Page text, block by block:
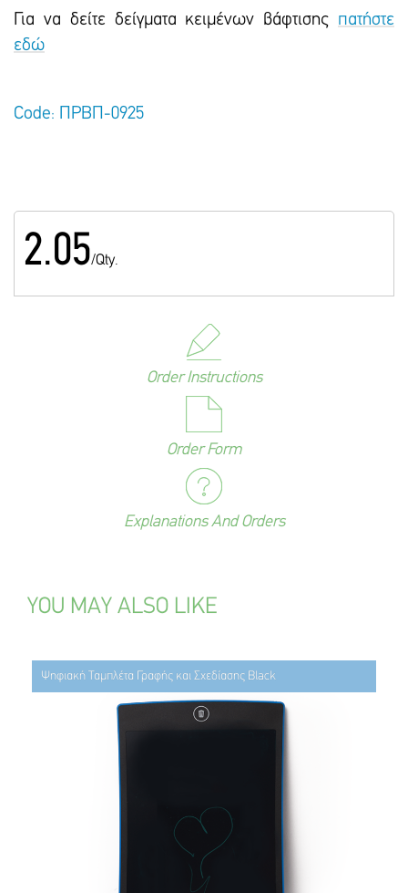
Για να δείτε δείγματα κειμένων βάφτισης πατήστε
εδώ
Code: ΠΡΒΠ-0925
2.05/Qty.
Order Instructions
Order Form
Explanations And Orders
YOU MAY ALSO LIKE
Ψηφιακή Ταμπλέτα Γραφής και Σχεδίασης Black